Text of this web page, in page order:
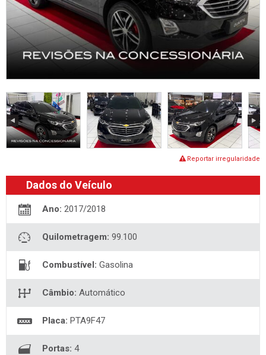
Reportar irregularidade
Dados do Veículo
Ano: 2017/2018
Quilometragem: 99.100
Combustível: Gasolina
Câmbio: Automático
Placa: PTA9F47
Portas: 4